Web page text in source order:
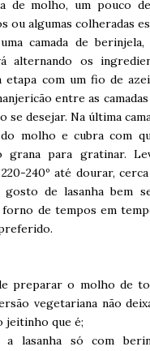
de molho, um pouco
ou algumas colheradas
camada de berinjela,
alternando os
etapa com um fio de
entre as
se desejar. Na última
molho e cubra com
grana para gratinar.
240º até dourar,
gosto de lasanha bem
de tempos em
preparar o molho de
vegetariana não
jeitinho que é;
a lasanha só com